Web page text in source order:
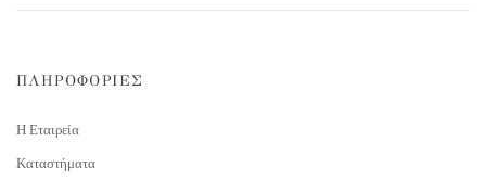
ΠΛΗΡΟΦΟΡΙΕΣ
Η Εταιρεία
Καταστήματα